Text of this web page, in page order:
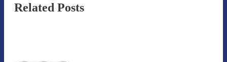
Related Posts